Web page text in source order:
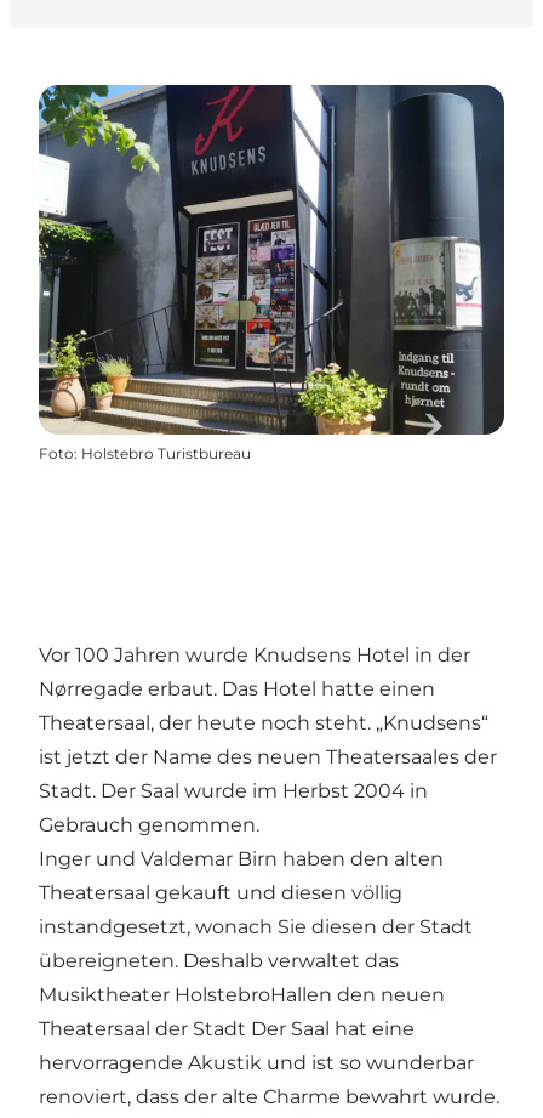
Foto: Holstebro Turistbureau
Vor 100 Jahren wurde Knudsens Hotel in der
Nørregade erbaut. Das Hotel hatte einen
Theatersaal, der heute noch steht. „Knudsens“
ist jetzt der Name des neuen Theatersaales der
Stadt. Der Saal wurde im Herbst 2004 in
Gebrauch genommen.
Inger und Valdemar Birn haben den alten
Theatersaal gekauft und diesen völlig
instandgesetzt, wonach Sie diesen der Stadt
übereigneten. Deshalb verwaltet das
Musiktheater HolstebroHallen den neuen
Theatersaal der Stadt Der Saal hat eine
hervorragende Akustik und ist so wunderbar
renoviert, dass der alte Charme bewahrt wurde.